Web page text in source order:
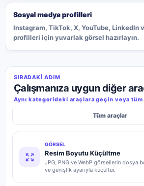
Sosyal medya profilleri
Instagram, TikTok, X, YouTube, LinkedIn
profilleri için yuvarlak görsel hazırlayın.
SIRADAKI ADIM
Çalışmanıza uygun diğer
Aynı kategorideki araçlara geçin veya tüm
Tüm araçlar
GÖRSEL
Resim Boyutu Küçültme
JPG, PNG ve WebP görsellerin dosya
ve genişlik ayarıyla küçültür.